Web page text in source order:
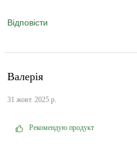
Відповісти
Валерія
31 жовт. 2025 р.
Рекомендую продукт